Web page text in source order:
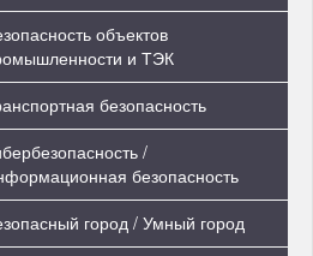
объектов
и ТЭК
безопасность
/
безопасность
город / Умный город